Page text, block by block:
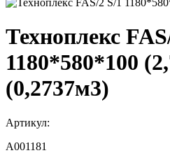
Техноплекс
1180*580*100
(0,2737м3)
Артикул:
A001181